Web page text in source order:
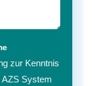
zur Kenntnis
AZS System